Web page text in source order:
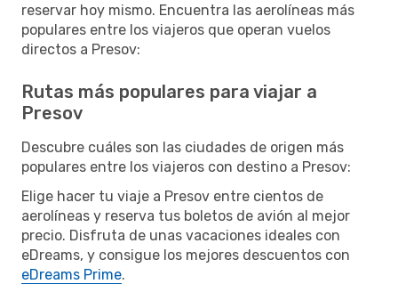
reservar hoy mismo. Encuentra las aerolíneas más
populares entre los viajeros que operan vuelos
directos a Presov:
Rutas más populares para viajar a
Presov
Descubre cuáles son las ciudades de origen más
populares entre los viajeros con destino a Presov:
Elige hacer tu viaje a Presov entre cientos de
aerolíneas y reserva tus boletos de avión al mejor
precio. Disfruta de unas vacaciones ideales con
eDreams, y consigue los mejores descuentos con
eDreams Prime.